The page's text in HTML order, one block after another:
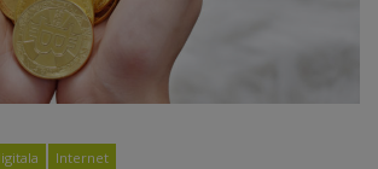
Internet